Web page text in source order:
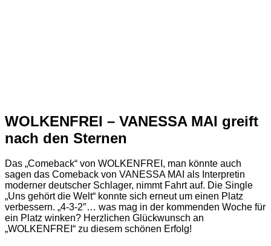
WOLKENFREI – VANESSA MAI greift
nach den Sternen
Das „Comeback“ von WOLKENFREI, man könnte auch
sagen das Comeback von VANESSA MAI als Interpretin
moderner deutscher Schlager, nimmt Fahrt auf. Die Single
„Uns gehört die Welt“ konnte sich erneut um einen Platz
verbessern. „4-3-2″… was mag in der kommenden Woche für
ein Platz winken? Herzlichen Glückwunsch an
„WOLKENFREI“ zu diesem schönen Erfolg!